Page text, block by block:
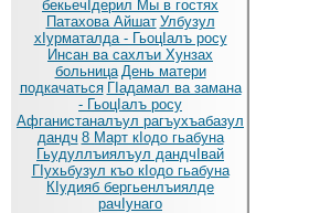
бекьечIдерил Мы в гостях
Патахова Айшат Улбузул
хIурматалда - ГьоцIалъ росу
Инсан ва сахлъи Хунзах
больница День матери
подкачаться ГIадамал ва замана
- ГьоцIалъ росу
Афганистаналъул рагъухъабазул
дандч 8 Март кIодо гьабуна
Гьудуллъиялъул дандчIвай
ГIухьбузул къо кIодо гьабуна
КIудияб бергьенлъиялде
рачIунаго